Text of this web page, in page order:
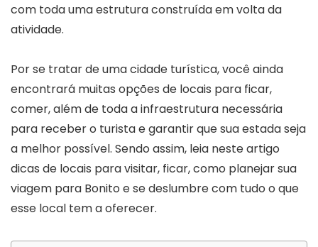
com toda uma estrutura construída em volta da
atividade.
Por se tratar de uma cidade turística, você ainda
encontrará muitas opções de locais para ficar,
comer, além de toda a infraestrutura necessária
para receber o turista e garantir que sua estada seja
a melhor possível. Sendo assim, leia neste artigo
dicas de locais para visitar, ficar, como planejar sua
viagem para Bonito e se deslumbre com tudo o que
esse local tem a oferecer.